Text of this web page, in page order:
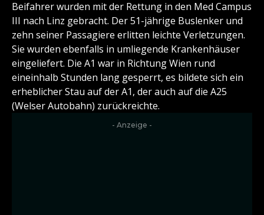
Beifahrer wurden mit der Rettung in den Med Campus
III nach Linz gebracht. Der 51-jährige Buslenker und
zehn seiner Passagiere erlitten leichte Verletzungen.
Sie wurden ebenfalls in umliegende Krankenhäuser
eingeliefert. Die A1 war in Richtung Wien rund
eineinhalb Stunden lang gesperrt, es bildete sich ein
erheblicher Stau auf der A1, der auch auf die A25
(Welser Autobahn) zurückreichte.
- Anzeige -